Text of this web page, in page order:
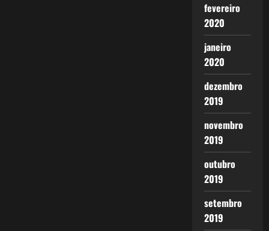
fevereiro
2020
janeiro
2020
dezembro
2019
novembro
2019
outubro
2019
setembro
2019